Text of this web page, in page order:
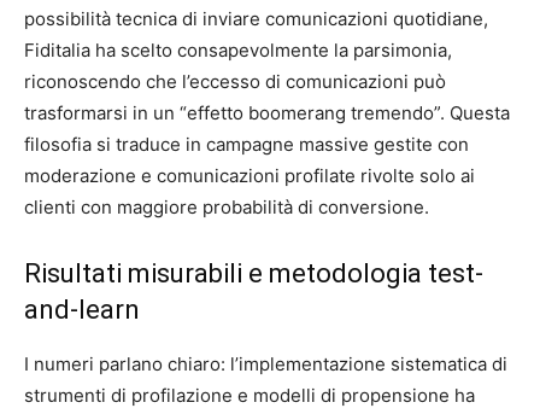
possibilità tecnica di inviare comunicazioni quotidiane,
Fiditalia ha scelto consapevolmente la parsimonia,
riconoscendo che l’eccesso di comunicazioni può
trasformarsi in un “effetto boomerang tremendo”. Questa
filosofia si traduce in campagne massive gestite con
moderazione e comunicazioni profilate rivolte solo ai
clienti con maggiore probabilità di conversione.
Risultati misurabili e metodologia test-
and-learn
I numeri parlano chiaro: l’implementazione sistematica di
strumenti di profilazione e modelli di propensione ha